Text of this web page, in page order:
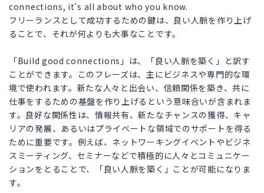
connections, it's all about who you know.
フリーランスとして成功するための鍵は、良い人脈を作り上げ
ることで、それが何よりも大事なことです。
「Build good connections」は、「良い人脈を築く」と訳す
ことができます。このフレーズは、主にビジネスや専門的な環
境で使われます。新たな人々と出会い、信頼関係を築き、共に
仕事をするための基盤を作り上げるという意味合いが含まれま
す。良好な関係性は、情報共有、新たなチャンスの獲得、キャ
リアの発展、あるいはプライベートな領域でのサポートを得る
ために重要です。例えば、ネットワーキングイベントやビジネ
スミーティング、セミナーなどで積極的に人々とコミュニケー
ションをとることで、「良い人脈を築く」ことが可能になりま
す。